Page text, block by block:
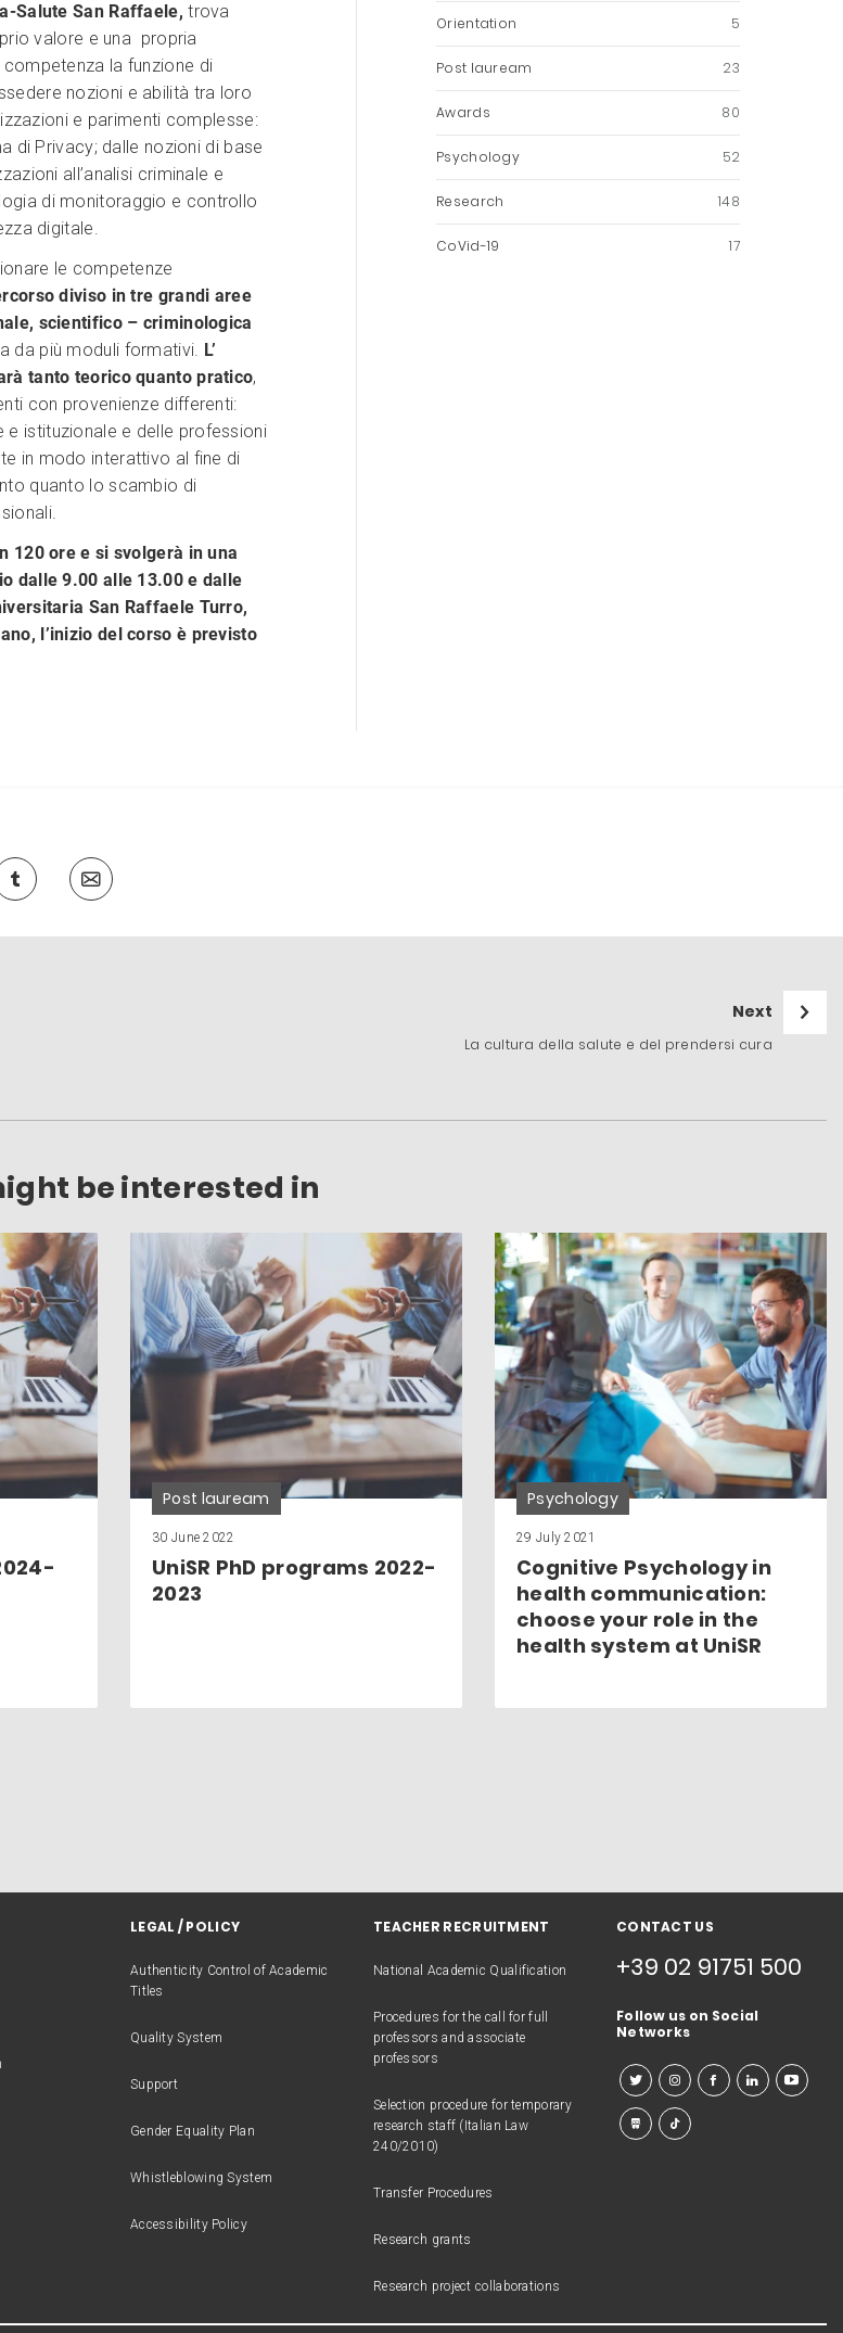
Salute San Raffaele,trova
valore e una propria
la funzione di
nozioni e abilità tra loro
e parimenti complesse:
di Privacy; dalle nozioni di base
all’analisi criminale e
di monitoraggio e controllo
digitale.
le competenze
diviso in tre grandi aree
scientifico – criminologica
da più moduli formativi. L’
tanto teorico quanto pratico,
con provenienze differenti:
istituzionale e delle professioni
in modo interattivo al fine di
quanto lo scambio di
120 ore e si svolgerà in una
dalle 9.00 alle 13.00 e dalle
San Raffaele Turro,
l’inizio del corso è previsto
Orientation 5
Post lauream 23
Awards 80
Psychology 52
Research 148
CoVid-19 17
Next
La cultura della salute e del prendersi cura
be interested in
Post lauream
30 June 2022
UniSR PhD programs 2022-
2023
Psychology
29 July 2021
Cognitive Psychology in
health communication:
choose your role in the
health system at UniSR
LEGAL / POLICY
Authenticity Control of Academic
Titles
Quality System
Support
Gender Equality Plan
Whistleblowing System
Accessibility Policy
TEACHER RECRUITMENT
National Academic Qualification
Procedures for the call for full
professors and associate
professors
Selection procedure for temporary
research staff (Italian Law
240/2010)
Transfer Procedures
Research grants
Research project collaborations
CONTACT US
+39 02 91751 500
Follow us on Social
Networks